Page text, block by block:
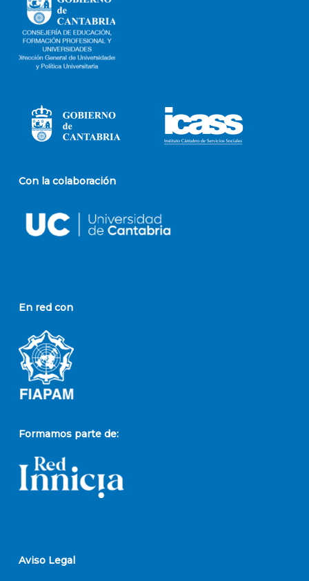
Con la colaboración
En red con
Formamos parte de:
Aviso Legal